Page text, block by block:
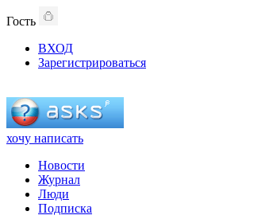
Гость
ВХОД
Зарегистрироваться
хочу написать
Новости
Журнал
Люди
Подписка